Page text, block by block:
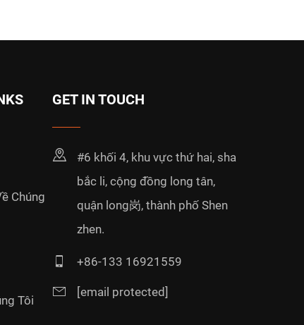
Chúng
Tôi
GET IN TOUCH
#6 khối 4, khu vực thứ hai, sha
bắc li, cộng đồng long tân,
quận long岗, thành phố Shen
zhen.
+86-133 16921559
[email protected]